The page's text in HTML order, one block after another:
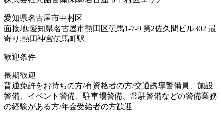
愛知県名古屋市中村区
面接地:愛知県名古屋市熱田区伝馬1-7-9 第2佐久間ビル302 最
寄り:熱田神宮伝馬町駅
歓迎条件
長期歓迎
普通免許をお持ちの方/有資格者の方/交通誘導警備員、施設
警備、イベント警備、駐車場警備、常駐警備などの警備業務
の経験がある方/年金受給者の方歓迎